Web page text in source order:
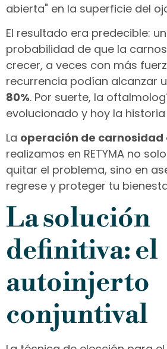
abierta" en la superficie del
El resultado era predecible:
probabilidad de que la
crecer, a veces con más
recurrencia podían alcanzar
80%. Por suerte, la
evolucionado y hoy la
La operación de carnosidad
realizamos en RETYMA no
quitar el problema, sino en
regrese y proteger tu
La solución
definitiva: el
autoinjerto
conjuntival